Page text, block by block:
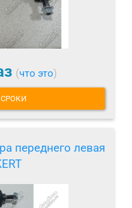
(что это)
переднего левая